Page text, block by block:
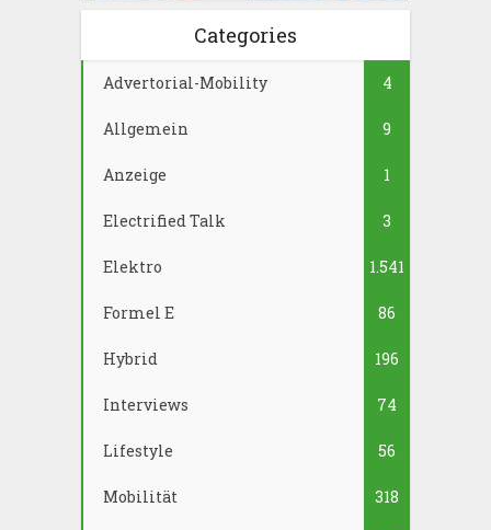
Categories
Advertorial-Mobility 4
Allgemein 9
Anzeige 1
Electrified Talk 3
Elektro 1.541
Formel E 86
Hybrid 196
Interviews 74
Lifestyle 56
Mobilität 318